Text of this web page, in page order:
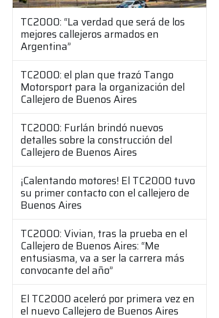
TC2000: “La verdad que será de los
mejores callejeros armados en
Argentina”
TC2000: el plan que trazó Tango
Motorsport para la organización del
Callejero de Buenos Aires
TC2000: Furlán brindó nuevos
detalles sobre la construcción del
Callejero de Buenos Aires
¡Calentando motores! El TC2000 tuvo
su primer contacto con el callejero de
Buenos Aires
TC2000: Vivian, tras la prueba en el
Callejero de Buenos Aires: “Me
entusiasma, va a ser la carrera más
convocante del año”
El TC2000 aceleró por primera vez en
el nuevo Callejero de Buenos Aires